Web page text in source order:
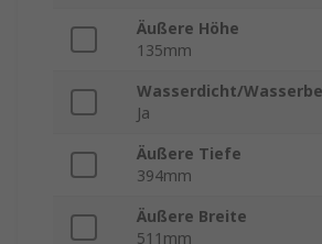
Äußere Höhe
135mm
Wasserdicht/
Ja
Äußere Tiefe
394mm
Äußere Breite
511mm